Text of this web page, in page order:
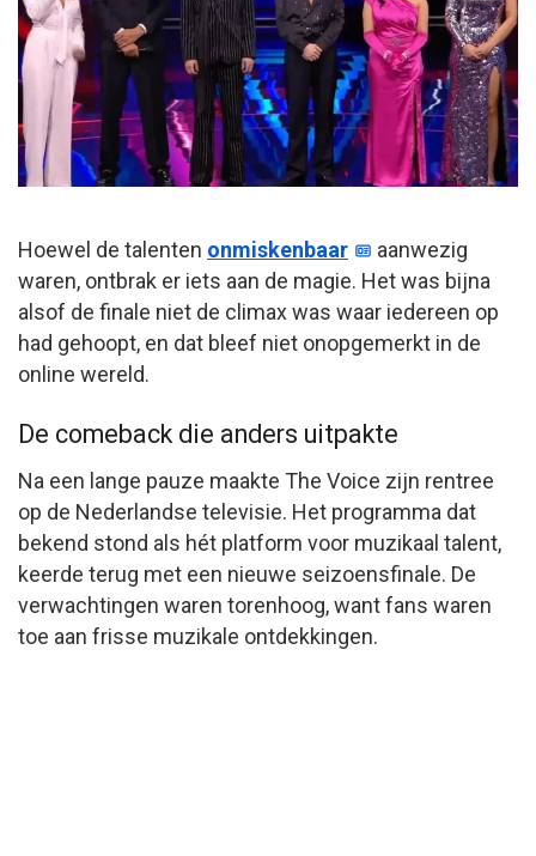
Hoewel de talenten onmiskenbaar
aanwezig
waren, ontbrak er iets aan de magie. Het was bijna
alsof de finale niet de climax was waar iedereen op
had gehoopt, en dat bleef niet onopgemerkt in de
online wereld.
De comeback die anders uitpakte
Na een lange pauze maakte The Voice zijn rentree
op de Nederlandse televisie. Het programma dat
bekend stond als hét platform voor muzikaal talent,
keerde terug met een nieuwe seizoensfinale. De
verwachtingen waren torenhoog, want fans waren
toe aan frisse muzikale ontdekkingen.